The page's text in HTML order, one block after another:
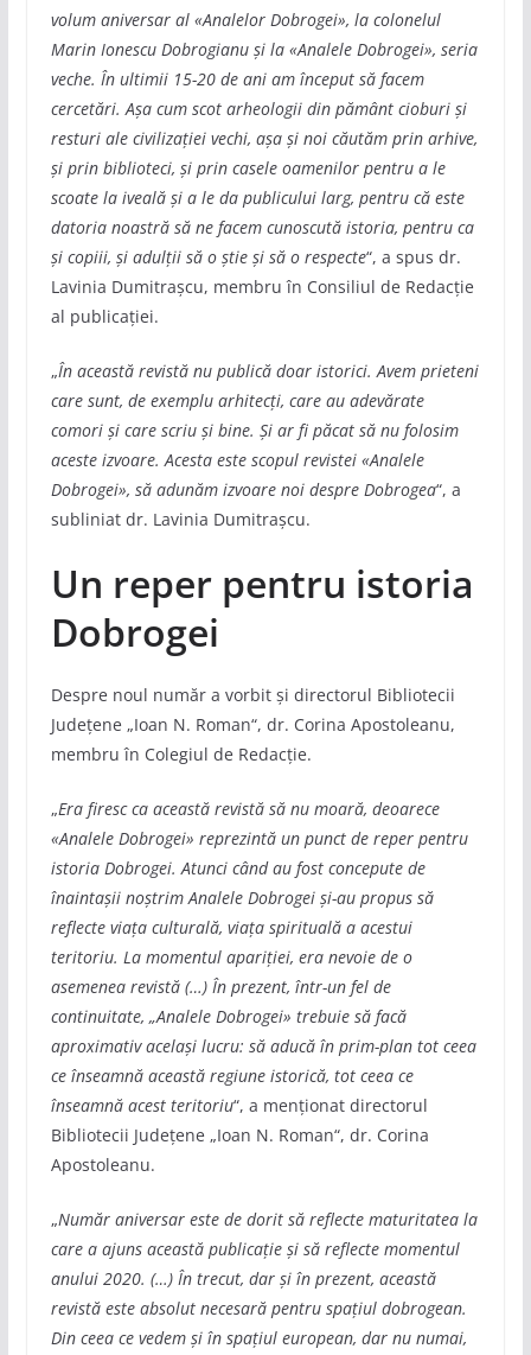
volum aniversar al «Analelor Dobrogei», la colonelul
Marin Ionescu Dobrogianu și la «Analele Dobrogei», seria
veche. În ultimii 15-20 de ani am început să facem
cercetări. Așa cum scot arheologii din pământ cioburi și
resturi ale civilizației vechi, așa și noi căutăm prin arhive,
și prin biblioteci, și prin casele oamenilor pentru a le
scoate la iveală și a le da publicului larg, pentru că este
datoria noastră să ne facem cunoscută istoria, pentru ca
și copiii, și adulții să o știe și să o respecte“, a spus dr.
Lavinia Dumitrașcu, membru în Consiliul de Redacție
al publicației.
„În această revistă nu publică doar istorici. Avem prieteni
care sunt, de exemplu arhitecți, care au adevărate
comori și care scriu și bine. Și ar fi păcat să nu folosim
aceste izvoare. Acesta este scopul revistei «Analele
Dobrogei», să adunăm izvoare noi despre Dobrogea“, a
subliniat dr. Lavinia Dumitrașcu.
Un reper pentru istoria
Dobrogei
Despre noul număr a vorbit și directorul Bibliotecii
Județene „Ioan N. Roman“, dr. Corina Apostoleanu,
membru în Colegiul de Redacție.
„Era firesc ca această revistă să nu moară, deoarece
«Analele Dobrogei» reprezintă un punct de reper pentru
istoria Dobrogei. Atunci când au fost concepute de
înaintașii noștrim Analele Dobrogei și-au propus să
reflecte viața culturală, viața spirituală a acestui
teritoriu. La momentul apariției, era nevoie de o
asemenea revistă (…) În prezent, într-un fel de
continuitate, „Analele Dobrogei» trebuie să facă
aproximativ același lucru: să aducă în prim-plan tot ceea
ce înseamnă această regiune istorică, tot ceea ce
înseamnă acest teritoriu“, a menționat directorul
Bibliotecii Județene „Ioan N. Roman“, dr. Corina
Apostoleanu.
„Număr aniversar este de dorit să reflecte maturitatea la
care a ajuns această publicație și să reflecte momentul
anului 2020. (…) În trecut, dar și în prezent, această
revistă este absolut necesară pentru spațiul dobrogean.
Din ceea ce vedem și în spațiul european, dar nu numai,